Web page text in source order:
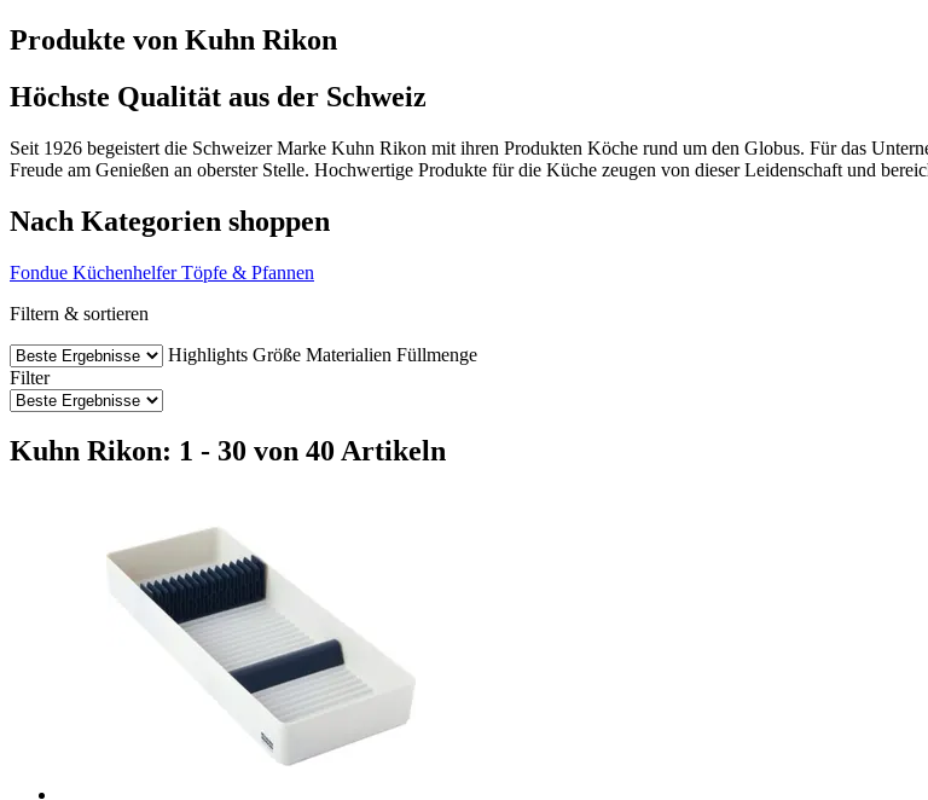
Produkte von Kuhn Rikon
Höchste Qualität aus der Schweiz
Seit 1926 begeistert die Schweizer Marke Kuhn Rikon mit ihren Produkten Köche rund um den Globus. Für das
Freude am Genießen an oberster Stelle. Hochwertige Produkte für die Küche zeugen von dieser Leidenschaft und
Nach Kategorien shoppen
Fondue Küchenhelfer Töpfe & Pfannen
Filtern & sortieren
Highlights Größe Materialien Füllmenge
Filter
Kuhn Rikon: 1 - 30 von 40 Artikeln